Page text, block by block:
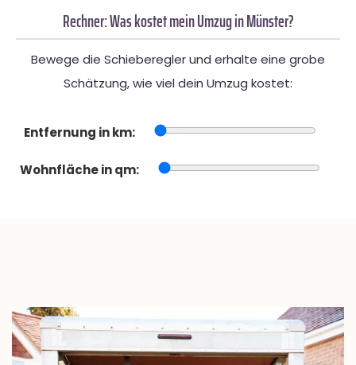
Rechner: Was kostet mein Umzug in Münster?
Bewege die Schieberegler und erhalte eine grobe
Schätzung, wie viel dein Umzug kostet:
Entfernung in km:
Wohnfläche in qm: